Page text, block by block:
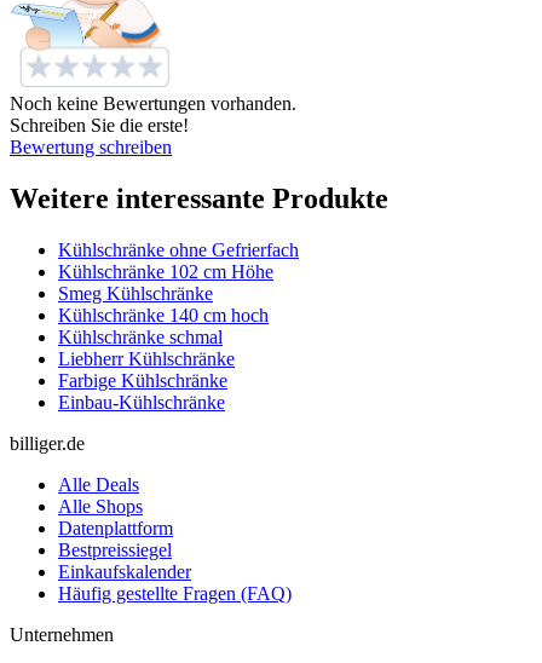
Noch keine Bewertungen vorhanden.
Schreiben Sie die erste!
Bewertung schreiben
Weitere interessante Produkte
Kühlschränke ohne Gefrierfach
Kühlschränke 102 cm Höhe
Smeg Kühlschränke
Kühlschränke 140 cm hoch
Kühlschränke schmal
Liebherr Kühlschränke
Farbige Kühlschränke
Einbau-Kühlschränke
billiger.de
Alle Deals
Alle Shops
Datenplattform
Bestpreissiegel
Einkaufskalender
Häufig gestellte Fragen (FAQ)
Unternehmen